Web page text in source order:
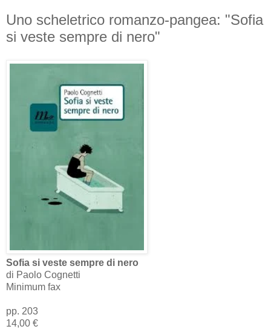
Uno scheletrico romanzo-pangea: "Sofia
si veste sempre di nero"
Sofia si veste sempre di nero
di Paolo Cognetti
Minimum fax
pp. 203
14,00 €